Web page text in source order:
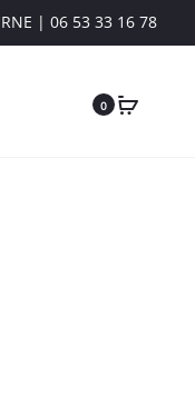
| 06 53 33 16 78
0